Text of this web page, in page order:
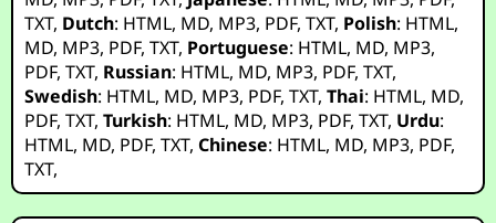
TXT, Dutch: HTML, MD, MP3, PDF,TXT, Polish: HTML,
MD, MP3, PDF,TXT, Portuguese: HTML, MD, MP3,
PDF,TXT, Russian: HTML, MD, MP3, PDF,TXT,
Swedish: HTML, MD, MP3, PDF,TXT,Thai: HTML, MD,
PDF,TXT,Turkish: HTML, MD, MP3, PDF,TXT, Urdu:
HTML, MD, PDF,TXT,Chinese: HTML, MD, MP3, PDF,
TXT,